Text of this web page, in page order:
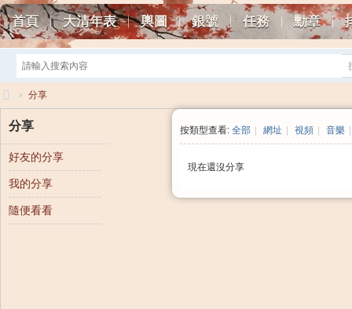
首頁 大清年表 輿圖 銀號 任務 勳章
大
清
帝
國
› 分享
分享
好友的分享
我的分享
隨便看看
按類型查看: 全部 網址 視頻 音樂
現在還沒分享